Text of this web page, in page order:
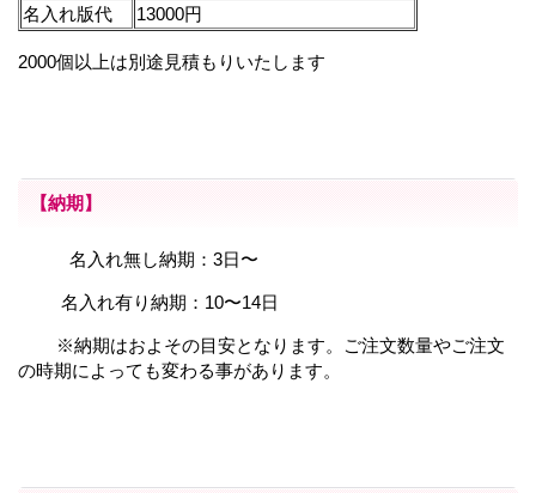
名入れ版代
13000円
2000個以上は別途見積もりいたします
【納期】
名入れ無し納期：3日〜
名入れ有り納期：10〜14日
※納期はおよその目安となります。ご注文数量やご注文
の時期によっても変わる事があります。